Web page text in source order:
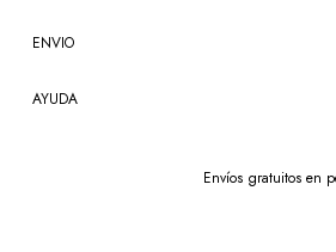
ENVIO
AYUDA
Envíos gratuitos en